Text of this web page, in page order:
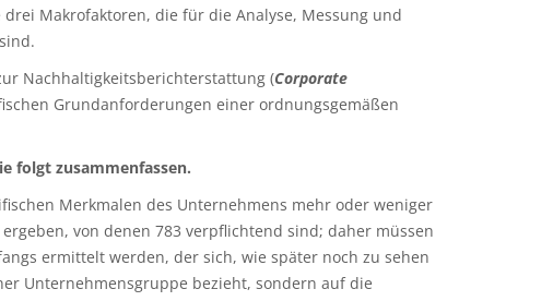
Makrofaktoren, die für die Analyse, Messung und
Nachhaltigkeitsberichterstattung (Corporate
Grundanforderungen einer ordnungsgemäßen
folgt zusammenfassen.
Merkmalen des Unternehmens mehr oder weniger
von denen 783 verpflichtend sind; daher müssen
ermittelt werden, der sich, wie später noch zu sehen
Unternehmensgruppe bezieht, sondern auf die